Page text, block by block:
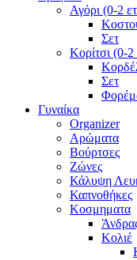
Αγόρι (0-2
Σετ
Κορίτσι (0-
Σετ
Γυναίκα
Organizer
Αρώματα
Βούρτσες
Ζώνες
Κάλυψη
Καπνοθήκες
Κοσμηματα
Κολιέ